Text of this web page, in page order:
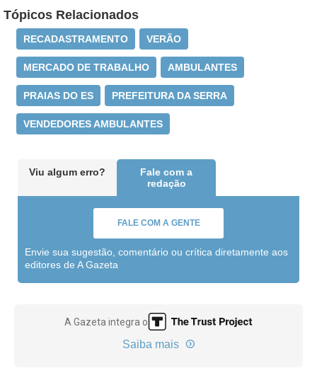
Tópicos Relacionados
RECADASTRAMENTO VERÃO
MERCADO DE TRABALHO AMBULANTES
PRAIAS DO ES PREFEITURA DA SERRA
VENDEDORES AMBULANTES
Viu algum erro?
Fale com a
redação
FALE COM A GENTE
Envie sua sugestão, comentário ou crítica diretamente aos
editores de A Gazeta
A Gazeta integra o
Saiba mais